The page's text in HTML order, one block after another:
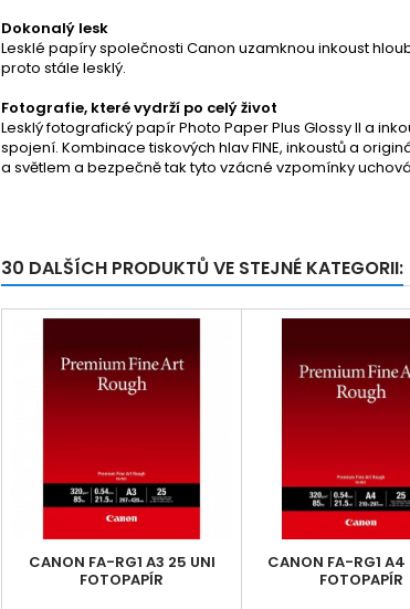
Dokonalý lesk
Lesklé papíry společnosti Canon uzamknou inkoust
proto stále lesklý.
Fotografie, které vydrží po celý život
Lesklý fotografický papír Photo Paper Plus Glossy II a
spojení. Kombinace tiskových hlav FINE, inkoustů a
a světlem a bezpečně tak tyto vzácné vzpomínky
30 DALŠÍCH PRODUKTŮ VE STEJNÉ KATEGORII:
CANON FA-RG1 A3 25 UNI
FOTOPAPÍR
CANON FA-RG1 A4
FOTOPAPÍR